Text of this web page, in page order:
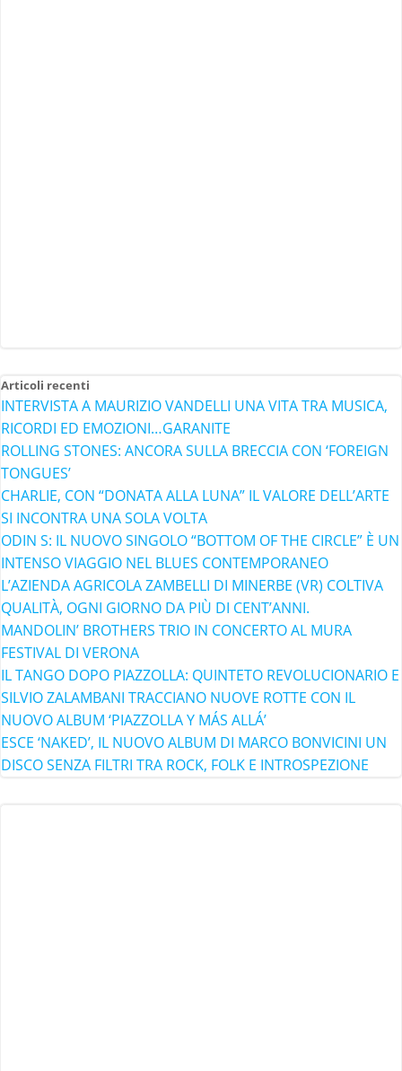
Articoli recenti
INTERVISTA A MAURIZIO VANDELLI UNA VITA TRA MUSICA,
RICORDI ED EMOZIONI…GARANITE
ROLLING STONES: ANCORA SULLA BRECCIA CON ‘FOREIGN
TONGUES’
CHARLIE, CON “DONATA ALLA LUNA” IL VALORE DELL’ARTE
SI INCONTRA UNA SOLA VOLTA
ODIN S: IL NUOVO SINGOLO “BOTTOM OF THE CIRCLE” È UN
INTENSO VIAGGIO NEL BLUES CONTEMPORANEO
L’AZIENDA AGRICOLA ZAMBELLI DI MINERBE (VR) COLTIVA
QUALITÀ, OGNI GIORNO DA PIÙ DI CENT’ANNI.
MANDOLIN’ BROTHERS TRIO IN CONCERTO AL MURA
FESTIVAL DI VERONA
IL TANGO DOPO PIAZZOLLA: QUINTETO REVOLUCIONARIO E
SILVIO ZALAMBANI TRACCIANO NUOVE ROTTE CON IL
NUOVO ALBUM ‘PIAZZOLLA Y MÁS ALLÁ’
ESCE ‘NAKED’, IL NUOVO ALBUM DI MARCO BONVICINI UN
DISCO SENZA FILTRI TRA ROCK, FOLK E INTROSPEZIONE